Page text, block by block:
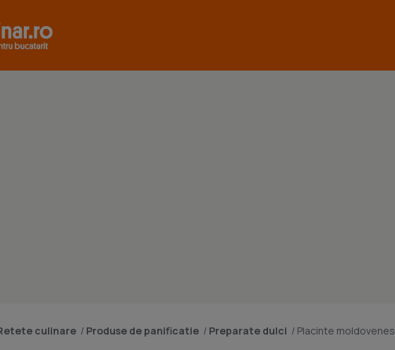
culinare / Produse de panificatie / Preparate dulci / Placinte moldovenesti cu branza